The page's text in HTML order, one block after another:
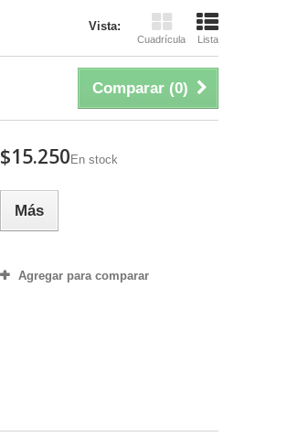
Vista:
Cuadrícula Lista
Comparar (0)
$15.250 En stock
Más
Agregar para comparar